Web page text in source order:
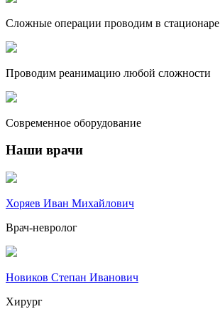
Сложные операции проводим в стационаре
Проводим реанимацию любой сложности
Современное оборудование
Наши врачи
Хоряев Иван Михайлович
Врач-невролог
Новиков Степан Иванович
Хирург